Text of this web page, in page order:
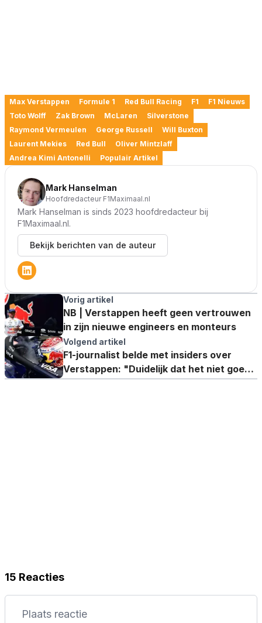
Max Verstappen Formule 1 Red Bull Racing F1
F1 Nieuws
Toto Wolff
Zak Brown McLaren
Silverstone
Raymond Vermeulen
George Russell
Will Buxton
Laurent Mekies
Red Bull
Oliver Mintzlaff
Andrea Kimi Antonelli
Populair Artikel
Mark Hanselman
Hoofdredacteur F1Maximaal.nl
Mark Hanselman is sinds 2023 hoofdredacteur bij
F1Maximaal.nl.
Bekijk berichten van de auteur
Vorig artikel
NB | Verstappen heeft geen vertrouwen
in zijn nieuwe engineers en monteurs
Volgend artikel
F1-journalist belde met insiders over
Verstappen: "Duidelijk dat het niet goed
zit"
15 Reacties